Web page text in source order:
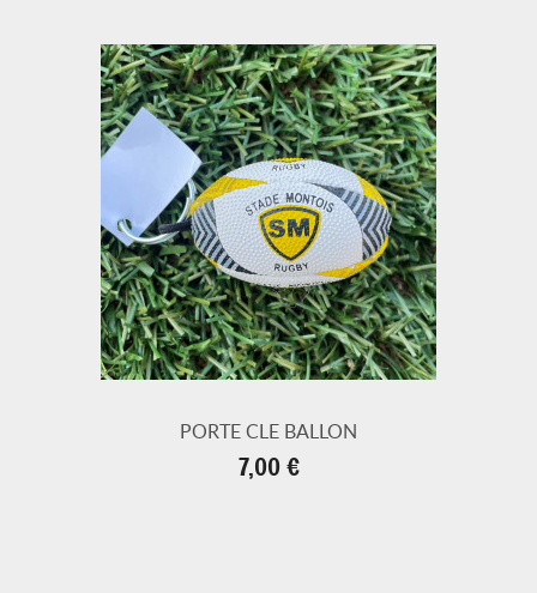
PORTE CLE BALLON
Prix
7,00 €